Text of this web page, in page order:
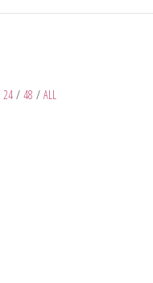
24 / 48 / ALL